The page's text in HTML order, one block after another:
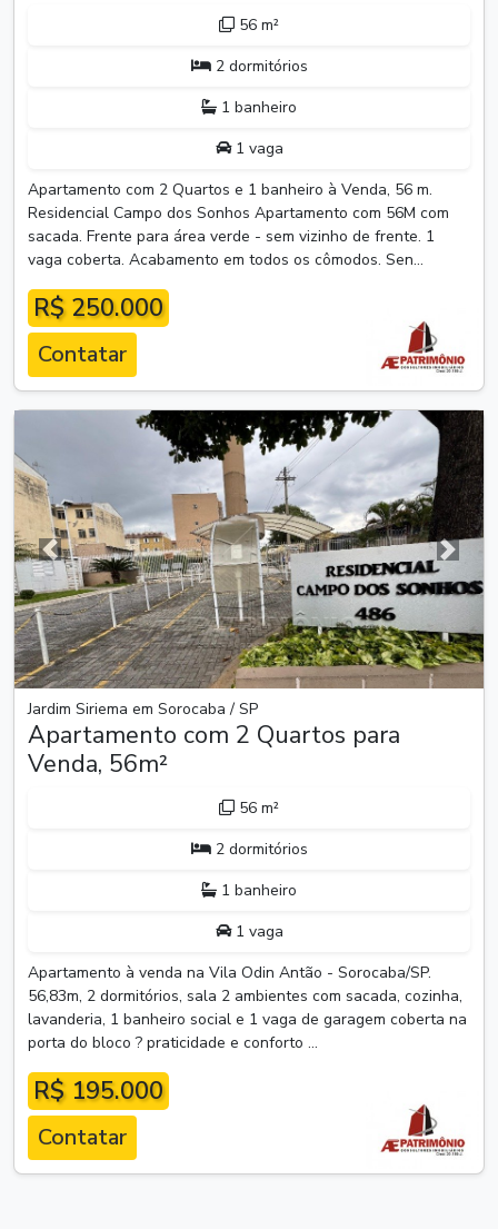
56 m²
2 dormitórios
1 banheiro
1 vaga
Apartamento com 2 Quartos e 1 banheiro à Venda, 56 m.
Residencial Campo dos Sonhos Apartamento com 56M com
sacada. Frente para área verde - sem vizinho de frente. 1
vaga coberta. Acabamento em todos os cômodos. Sen...
R$ 250.000
Contatar
Anterior
Jardim Siriema em Sorocaba / SP
Apartamento com 2 Quartos para
Venda, 56m²
56 m²
2 dormitórios
1 banheiro
1 vaga
Apartamento à venda na Vila Odin Antão - Sorocaba/SP.
56,83m, 2 dormitórios, sala 2 ambientes com sacada, cozinha,
lavanderia, 1 banheiro social e 1 vaga de garagem coberta na
porta do bloco ? praticidade e conforto ...
R$ 195.000
Contatar